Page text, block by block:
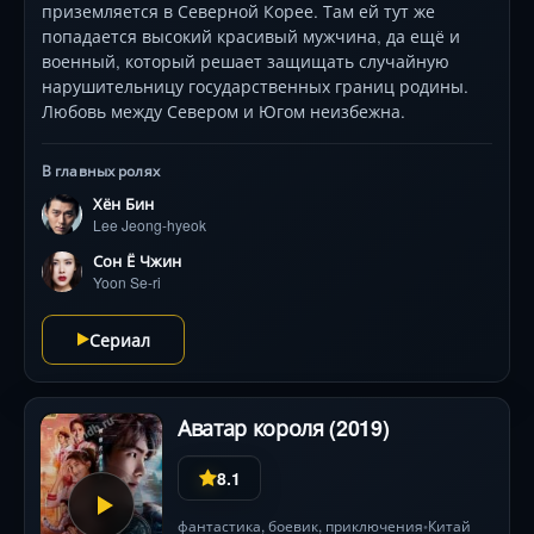
приземляется в Северной Корее. Там ей тут же
попадается высокий красивый мужчина, да ещё и
военный, который решает защищать случайную
нарушительницу государственных границ родины.
Любовь между Севером и Югом неизбежна.
В главных ролях
Хён Бин
Lee Jeong-hyeok
Сон Ё Чжин
Yoon Se-ri
Сериал
Аватар короля (2019)
8.1
фантастика, боевик, приключения•Китай